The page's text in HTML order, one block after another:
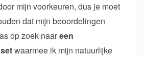
mijn voorkeuren, dus je moet
dat mijn beoordelingen
op zoek naareen
waarmee ik mijn natuurlijke